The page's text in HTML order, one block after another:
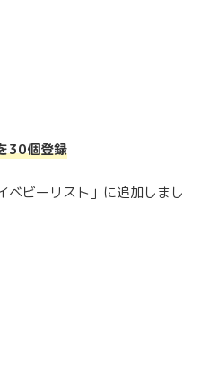
30個登録
ベビーリスト」に追加しまし